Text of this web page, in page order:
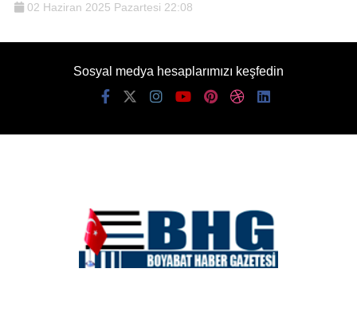
02 Haziran 2025 Pazartesi 22:08
Sosyal medya hesaplarımızı keşfedin